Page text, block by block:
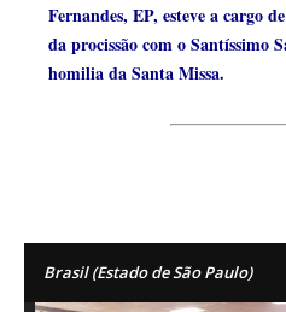
Fernandes, EP, esteve a cargo
da procissão com o Santíssimo
homilia da Santa Missa.
Brasil (Estado de São Paulo)